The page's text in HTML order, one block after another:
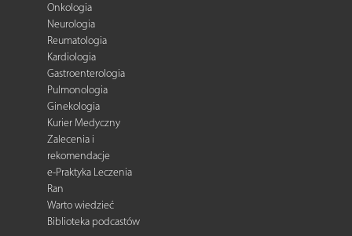
Onkologia
Neurologia
Reumatologia
Kardiologia
Gastroenterologia
Pulmonologia
Ginekologia
Kurier Medyczny
Zalecenia i
rekomendacje
e-Praktyka Leczenia
Ran
Warto wiedzieć
Biblioteka podcastów